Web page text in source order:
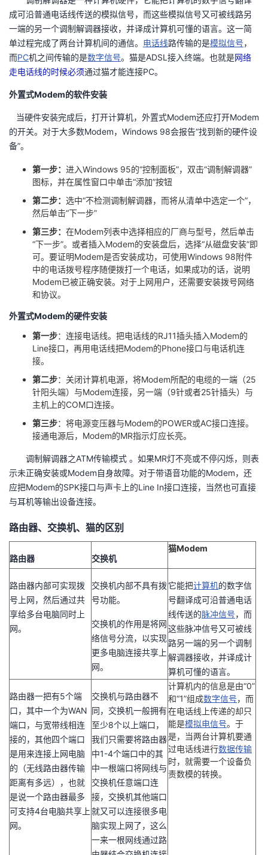
成可沿普通电话线传送的模拟信号，而这些模拟信号又可被线路另
一端的另一个调制解调器接收，并译成计算机可懂的语言。这一简
单过程完成了两台计算机间的通信。 电话线路传输的是模拟信号，
而PC机之间传输的是数字信号。猫是ADSL接入终端。也就是网络
走电话线的时候必须通过猫才能连接PC。
外置式Modem的软件安装
当硬件安装完成后，打开计算机，外置式Modem还应打开Modem
的开关。对于大多数Modem，Windows 98会报告“找到新的硬件设
备”。
第一步： 进入Windows 95的“控制面板”，双击“调制解调器”
图标，并在属性窗口中单击“添加”按钮
第二步： 选中“不检测调制解调器，而将从清单中选定一个”，
然后单击“下一步”
第三步： 在Modem列表中选择相应的厂商与型号，然后单击
“下一步”。或者插入Modem的安装盘后，选择“从磁盘安装”即
可。要证明Modem是否安装成功，可使用Windows 98附件
中的电话拨号程序随便拨打一个电话，如果成功的话，说明
Modem已被正确安装。对于上网用户，还需要安装拨号网络
和协议。
外置式Modem的硬件安装
第一步：连接电话线。把电话线的RJ11插头插入Modem的
Line接口，再用电话线把Modem的Phone接口与电话机连
接。
第二步：关闭计算机电源，将Modem所配的电缆的一端（25
针阳头端）与Modem连接，另一端（9针或者25针插头）与
主机上的COM口连接。
第三步：将电源变压器与Modem的POWER或AC接口连接。
接通电源后，Modem的MR指示灯应长亮。
调制解调器之ATM传输模式 。如果MR灯不亮或不停闪烁，则表
示未正确安装或Modem自身故障。对于带语音功能的Modem，还
应把Modem的SPK接口与声卡上的Line In接口连接，当然也可直接
与耳机等输出设备连接。
路由器、交换机、猫的区别
路由器 交换机
猫Modem
路由器内部可实现拨
号上网，然后通过共
享给多台电脑同时上
网。
交换机内部不具有拨
号功能。
交换机的作用是将网
络信号分流，以实现
更多电脑连接共享上
网。
它能把计算机的数字信
号翻译成可沿普通电话
线传送的脉冲信号，而
这些脉冲信号又可被线
路另一端的另一个调制
解调器接收，并译成计
算机可懂的语言。
路由器一把有5个端
口，其中一个为WAN
端口，与宽带线相连
接的，其他四个端口
是用来连接上网电脑
的（无线路由器传输
距离有多远），也就
是说一个路由器最多
可支持4台电脑共享上
网。
交换机与路由器不
同，交换机一般拥有
至少8个以上端口，
我们只需要将路由器
中1-4个端口中的其
中一根端口将网线与
交换机任意端口连
接，交换机其他端口
就又可以连接很多电
脑实现上网了，这么
一来一根网线通过路
计算机内的信息是由“0”
和“1”组成数字信号，而
在电话线上传递的却只
能是模拟电信号。于
是，当两台计算机要通
过电话线进行数据传输
时，就需要一个设备负
责数模的转换。